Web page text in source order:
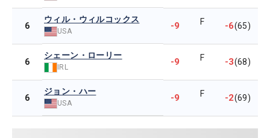
6
ウィル・ウィルコックス
USA -9 F -6(65)
6
シェーン・ローリー
IRL -9 F -3(68)
6
ジョン・ハー
USA -9 F -2(69)